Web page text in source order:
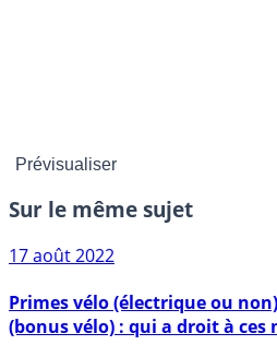
Sur le même sujet
17 août 2022